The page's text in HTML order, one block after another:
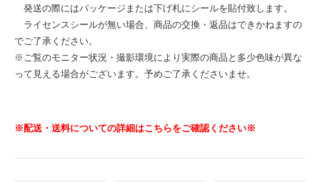
発送の際にはパッケージまたは下げ札にシールを貼付致します。
ライセンスシールが無い場合、商品の交換・返品はできかねますの
でご了承ください。
※ご覧のモニター状況・撮影環境により実際の商品と多少色味が異な
って見える場合がございます。予めご了承くださいませ。
※配送・送料についての詳細はこちらをご確認ください※